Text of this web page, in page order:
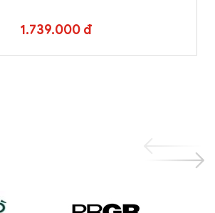
1.739.000 đ